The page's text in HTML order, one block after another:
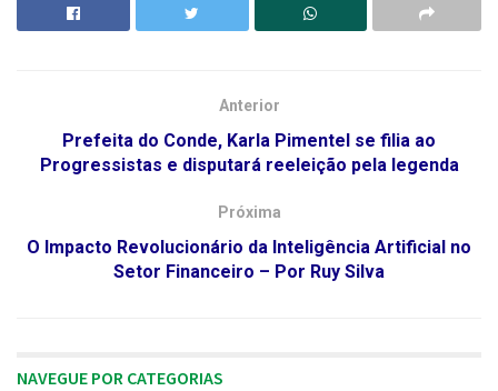
Anterior
Prefeita do Conde, Karla Pimentel se filia ao
Progressistas e disputará reeleição pela legenda
Próxima
O Impacto Revolucionário da Inteligência Artificial no
Setor Financeiro – Por Ruy Silva
NAVEGUE POR CATEGORIAS